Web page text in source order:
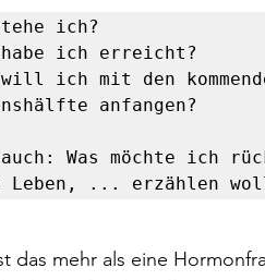
ich?
habe ich erreicht?
will ich mit den
anfangen?
auch: Was möchte ich
Leben, ... erzählen
das mehr als eine